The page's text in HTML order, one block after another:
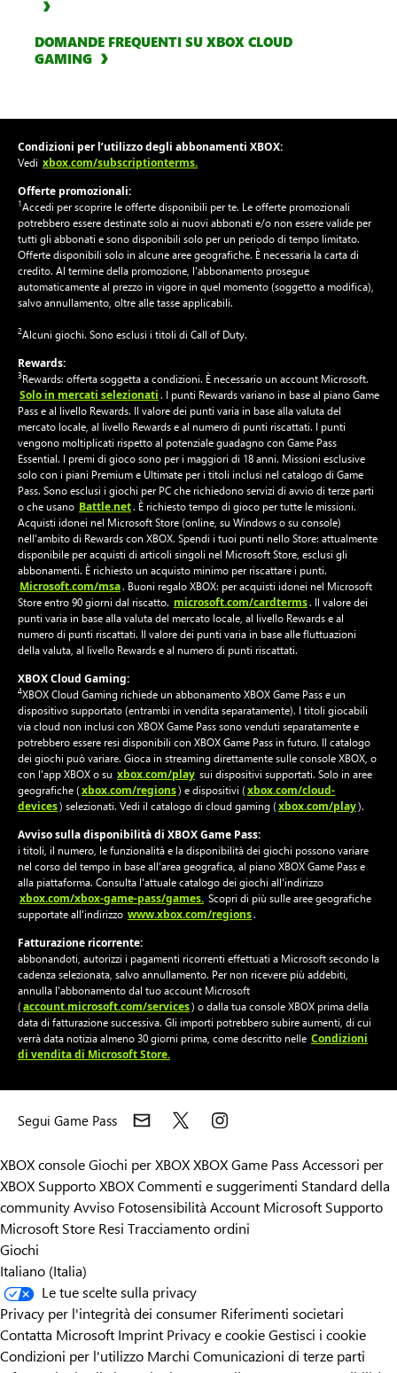
DOMANDE FREQUENTI SU XBOX CLOUD
GAMING
Condizioni per l’utilizzo degli abbonamenti XBOX:
Vedi xbox.com/subscriptionterms.
Offerte promozionali:
1Accedi per scoprire le offerte disponibili per te. Le offerte promozionali
potrebbero essere destinate solo ai nuovi abbonati e/o non essere valide per
tutti gli abbonati e sono disponibili solo per un periodo di tempo limitato.
Offerte disponibili solo in alcune aree geografiche. È necessaria la carta di
credito. Al termine della promozione, l'abbonamento prosegue
automaticamente al prezzo in vigore in quel momento (soggetto a modifica),
salvo annullamento, oltre alle tasse applicabili.
2Alcuni giochi. Sono esclusi i titoli di Call of Duty.
Rewards:
3Rewards: offerta soggetta a condizioni. È necessario un account Microsoft.
Solo in mercati selezionati . I punti Rewards variano in base al piano Game
Pass e al livello Rewards. Il valore dei punti varia in base alla valuta del
mercato locale, al livello Rewards e al numero di punti riscattati. I punti
vengono moltiplicati rispetto al potenziale guadagno con Game Pass
Essential. I premi di gioco sono per i maggiori di 18 anni. Missioni esclusive
solo con i piani Premium e Ultimate per i titoli inclusi nel catalogo di Game
Pass. Sono esclusi i giochi per PC che richiedono servizi di avvio di terze parti
o che usano Battle.net. È richiesto tempo di gioco per tutte le missioni.
Acquisti idonei nel Microsoft Store (online, su Windows o su console)
nell'ambito di Rewards con XBOX. Spendi i tuoi punti nello Store: attualmente
disponibile per acquisti di articoli singoli nel Microsoft Store, esclusi gli
abbonamenti. È richiesto un acquisto minimo per riscattare i punti.
Microsoft.com/msa. Buoni regalo XBOX: per acquisti idonei nel Microsoft
Store entro 90 giorni dal riscatto. microsoft.com/cardterms. Il valore dei
punti varia in base alla valuta del mercato locale, al livello Rewards e al
numero di punti riscattati. Il valore dei punti varia in base alle fluttuazioni
della valuta, al livello Rewards e al numero di punti riscattati.
XBOX Cloud Gaming:
4XBOX Cloud Gaming richiede un abbonamento XBOX Game Pass e un
dispositivo supportato (entrambi in vendita separatamente). I titoli giocabili
via cloud non inclusi con XBOX Game Pass sono venduti separatamente e
potrebbero essere resi disponibili con XBOX Game Pass in futuro. Il catalogo
dei giochi può variare. Gioca in streaming direttamente sulle console XBOX, o
con l'app XBOX o su xbox.com/play sui dispositivi supportati. Solo in aree
geografiche (xbox.com/regions) e dispositivi (xbox.com/cloud-
devices) selezionati. Vedi il catalogo di cloud gaming (xbox.com/play).
Avviso sulla disponibilità di XBOX Game Pass:
i titoli, il numero, le funzionalità e la disponibilità dei giochi possono variare
nel corso del tempo in base all'area geografica, al piano XBOX Game Pass e
alla piattaforma. Consulta l'attuale catalogo dei giochi all'indirizzo
xbox.com/xbox-game-pass/games. Scopri di più sulle aree geografiche
supportate all'indirizzo www.xbox.com/regions.
Fatturazione ricorrente:
abbonandoti, autorizzi i pagamenti ricorrenti effettuati a Microsoft secondo la
cadenza selezionata, salvo annullamento. Per non ricevere più addebiti,
annulla l'abbonamento dal tuo account Microsoft
(account.microsoft.com/services) o dalla tua console XBOX prima della
data di fatturazione successiva. Gli importi potrebbero subire aumenti, di cui
verrà data notizia almeno 30 giorni prima, come descritto nelle Condizioni
di vendita di Microsoft Store.
Segui Game Pass
XBOX consoleGiochi per XBOXXBOX Game Pass Accessori per
XBOX Supporto XBOXCommenti e suggerimenti Standard della
communityAvviso Fotosensibilità Account Microsoft Supporto
Microsoft Store Resi Tracciamento ordini
Giochi
Italiano (Italia)
Le tue scelte sulla privacy
Privacy per l'integrità dei consumer Riferimenti societari
Contatta Microsoft Imprint Privacy e cookieGestisci i cookie
Condizioni per l'utilizzo Marchi Comunicazioni di terze parti